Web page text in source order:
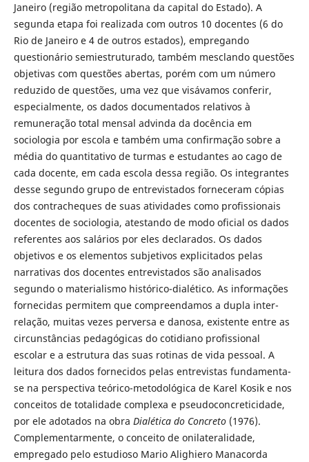
Janeiro (região metropolitana da capital do Estado). A
segunda etapa foi realizada com outros 10 docentes (6 do
Rio de Janeiro e 4 de outros estados), empregando
questionário semiestruturado, também mesclando questões
objetivas com questões abertas, porém com um número
reduzido de questões, uma vez que visávamos conferir,
especialmente, os dados documentados relativos à
remuneração total mensal advinda da docência em
sociologia por escola e também uma confirmação sobre a
média do quantitativo de turmas e estudantes ao cago de
cada docente, em cada escola dessa região. Os integrantes
desse segundo grupo de entrevistados forneceram cópias
dos contracheques de suas atividades como profissionais
docentes de sociologia, atestando de modo oficial os dados
referentes aos salários por eles declarados. Os dados
objetivos e os elementos subjetivos explicitados pelas
narrativas dos docentes entrevistados são analisados
segundo o materialismo histórico-dialético. As informações
fornecidas permitem que compreendamos a dupla inter-
relação, muitas vezes perversa e danosa, existente entre as
circunstâncias pedagógicas do cotidiano profissional
escolar e a estrutura das suas rotinas de vida pessoal. A
leitura dos dados fornecidos pelas entrevistas fundamenta-
se na perspectiva teórico-metodológica de Karel Kosik e nos
conceitos de totalidade complexa e pseudoconcreticidade,
por ele adotados na obra Dialética do Concreto(1976).
Complementarmente, o conceito de onilateralidade,
empregado pelo estudioso Mario Alighiero Manacorda